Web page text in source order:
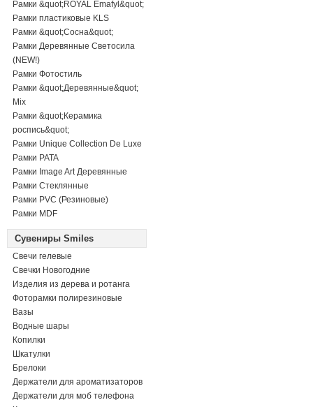
Рамки &quot;ROYAL Emafyl&quot;
Рамки пластиковые KLS
Рамки &quot;Сосна&quot;
Рамки Деревянные Светосила
(NEW!)
Рамки Фотостиль
Рамки &quot;Деревянные&quot;
Mix
Рамки &quot;Керамика
роспись&quot;
Рамки Unique Collection De Luxe
Рамки PATA
Рамки Image Art Деревянные
Рамки Стеклянные
Рамки PVC (Резиновые)
Рамки MDF
Сувениры Smiles
Свечи гелевые
Свечки Новогодние
Изделия из дерева и ротанга
Фоторамки полирезиновые
Вазы
Водные шары
Копилки
Шкатулки
Брелоки
Держатели для ароматизаторов
Держатели для моб телефона